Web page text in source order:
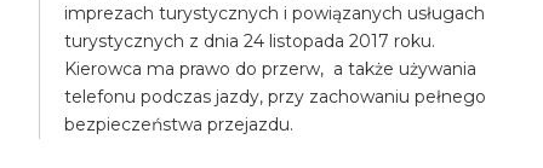
imprezach turystycznych i powiązanych usługach
turystycznych z dnia 24 listopada 2017 roku.
Kierowca ma prawo do przerw, a także używania
telefonu podczas jazdy, przy zachowaniu pełnego
bezpieczeństwa przejazdu.